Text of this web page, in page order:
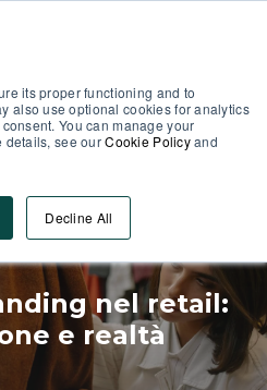
its proper functioning and to
also use optional cookies for analytics
You can manage your
details, see ourCookie Policyand
Decline All
Engagement
nel retail:
e realtà